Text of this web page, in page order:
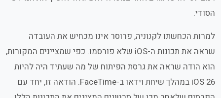
הסודי.
למרות הכחשתו לקנוניה, פרוסר אינו מכחיש את העובדה
שראה את תכונות ה-iOS שלא פורסמו. כפי שמציינים המקורות,
הוא הודה שראה את גרסת הפיתוח של מה שעתיד היה להיות
iOS 26 במהלך שיחת וידאו ב-FaceTime. הודאה זו, יחד עם